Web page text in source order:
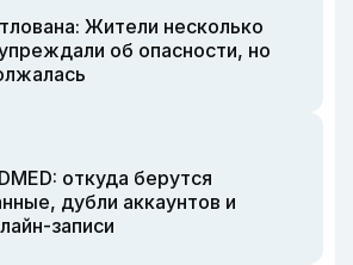
Жители несколько
об опасности, но
откуда берутся
дубли аккаунтов и
записи